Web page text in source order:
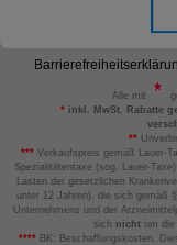
Alle mit
*inkl. MwSt. Rabatte
**
*** Verkaufspreis gemäß Lauer-
Spezialitätentaxe (sog. Lauer-
Lasten der gesetzlichen
unter 12 Jahren), die sich gemäß
Unternehmens und der
sich nicht um
****BK: Beschaffungskosten.